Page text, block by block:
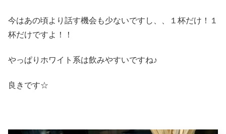
今はあの頃より話す機会も少ないですし、、１杯だけ！１
杯だけですよ！！
やっぱりホワイト系は飲みやすいですね♪
良きです☆